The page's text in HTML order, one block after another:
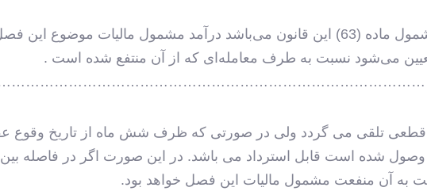
درمورد صلح معوض و هبه معوض به استثنای مواردی که مشمول ماده (63) این قانون می‌باشد درآمد مشمول
می‌شود نسبت به طرف معامله‌ای که از آن منتفع شده است .
قطعی تلقی می گردد ولی در صورتی که ظرف شش ماه از تاریخ وقوع
شده است قابل استرداد می باشد. در این صورت اگر در فاصله
به آن منفعت مشمول مالیات این فصل خواهد بود.